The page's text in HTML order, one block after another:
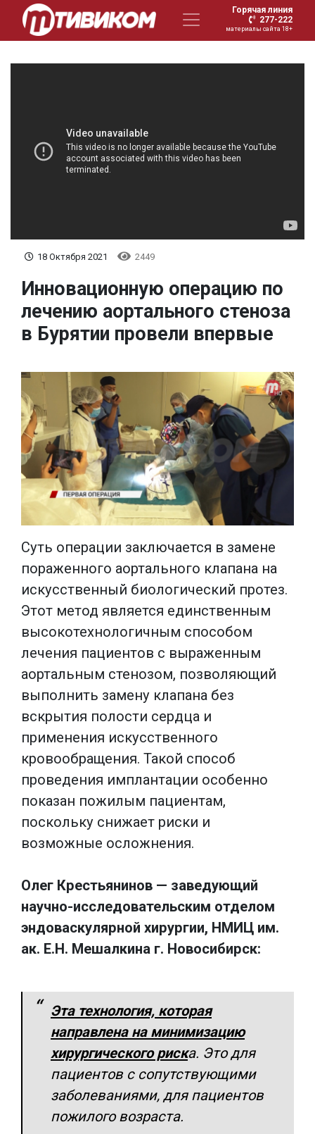
Горячая линия
277-222
материалы сайта 18+
18 Октября 2021 2449
Инновационную операцию по
лечению аортального стеноза
в Бурятии провели впервые
Суть операции заключается в замене
пораженного аортального клапана на
искусственный биологический протез.
Этот метод является единственным
высокотехнологичным способом
лечения пациентов с выраженным
аортальным стенозом, позволяющий
выполнить замену клапана без
вскрытия полости сердца и
применения искусственного
кровообращения. Такой способ
проведения имплантации особенно
показан пожилым пациентам,
поскольку снижает риски и
возможные осложнения.
Олег Крестьянинов — заведующий
научно-исследовательским отделом
эндоваскулярной хирургии, НМИЦ им.
ак. Е.Н. Мешалкина г. Новосибирск:
Эта технология, которая
направлена на минимизацию
хирургического риска. Это для
пациентов с сопутствующими
заболеваниями, для пациентов
пожилого возраста.